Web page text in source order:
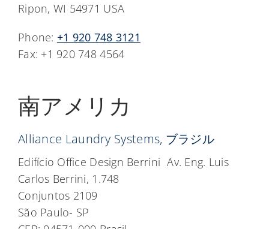
Ripon, WI 54971 USA
Phone: +1 920 748 3121
Fax: +1 920 748 4564
南アメリカ
Alliance Laundry Systems, ブラジル
Edifício Office Design Berrini Av. Eng. Luis
Carlos Berrini, 1.748
Conjuntos 2109
São Paulo- SP